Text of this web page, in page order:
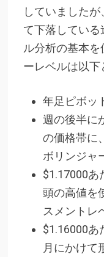
していました
て下落してい
ル分析の基本を
ーレベルは以下
年足ピボッ
週の後半に
の価格帯に
ボリンジャ
$1.17000あ
頭の高値を
スメントレ
$1.16000あ
月にかけて